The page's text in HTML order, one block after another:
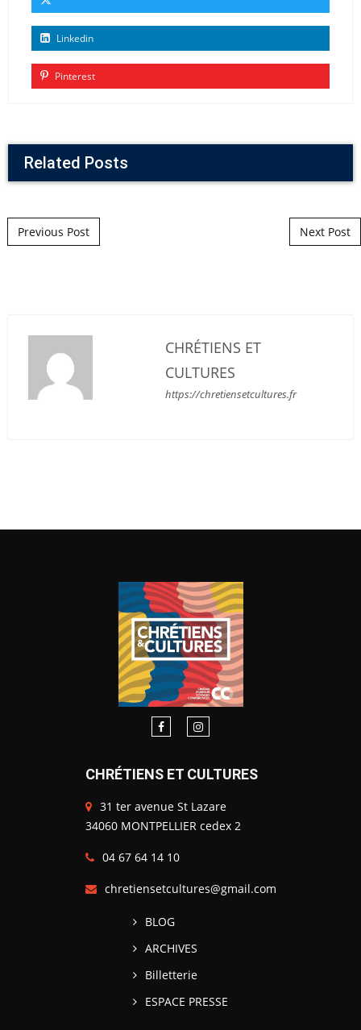
Linkedin
Pinterest
Related Posts
Post navigation
Previous Post Next Post
CHRÉTIENS ET
CULTURES
https://chretiensetcultures.fr
CHRÉTIENS ET CULTURES
31 ter avenue St Lazare
34060 MONTPELLIER cedex 2
04 67 64 14 10
chretiensetcultures@gmail.com
BLOG
ARCHIVES
Billetterie
ESPACE PRESSE